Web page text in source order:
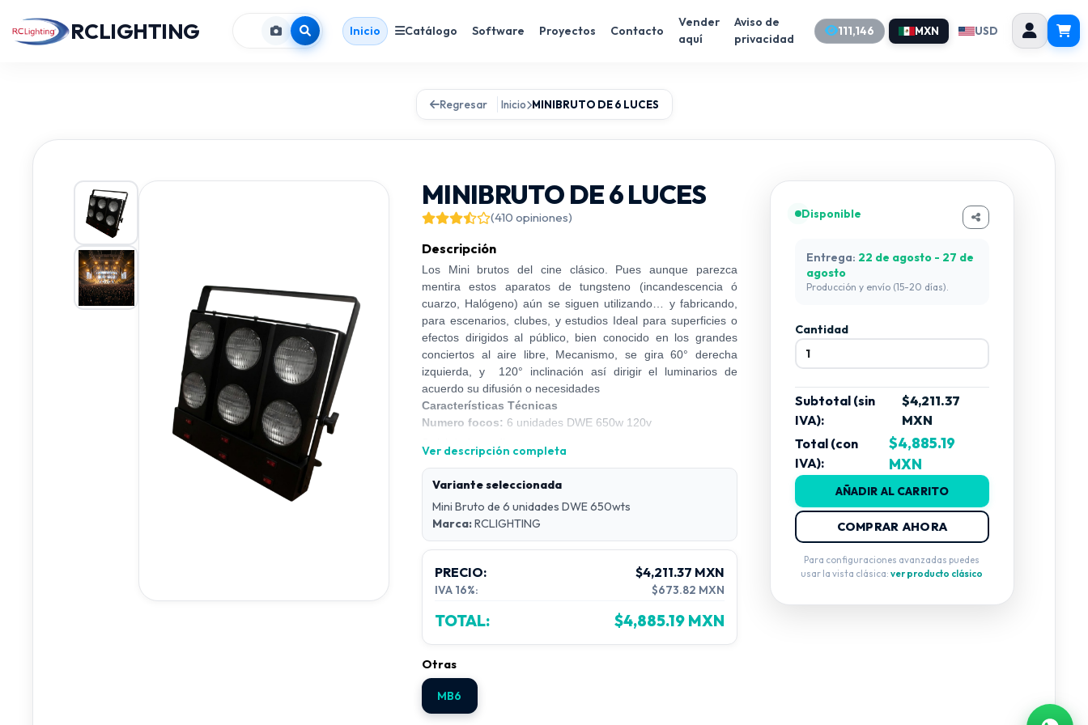
RCLIGHTING Inicio Catálogo Software Proyectos Contacto
Vender
aquí
Aviso de
privacidad
111,146 MXN USD
Regresar Inicio MINIBRUTO DE 6 LUCES
MINIBRUTO DE 6 LUCES
(410 opiniones)
Descripción
Los Mini brutos del cine clásico. Pues aunque parezca
mentira estos aparatos de tungsteno (incandescencia ó
cuarzo, Halógeno) aún se siguen utilizando… y fabricando,
para escenarios, clubes, y estudios Ideal para superficies o
efectos dirigidos al público, bien conocido en los grandes
conciertos al aire libre, Mecanismo, se gira 60° derecha
izquierda, y 120° inclinación así dirigir el luminarios de
acuerdo su difusión o necesidades
Características Técnicas
Numero focos: 6 unidades DWE 650w 120v
Alimentación:
Ver descripción completa
Variante seleccionada
Mini Bruto de 6 unidades DWE 650wts
Marca:RCLIGHTING
PRECIO: $4,211.37 MXN
IVA 16%: $673.82 MXN
TOTAL: $4,885.19 MXN
Otras
MB6
Disponible
Entrega: 22 de agosto - 27 de
agosto
Producción y envío (15-20 días).
Cantidad
Subtotal (sin
IVA):
$4,211.37
MXN
Total (con
IVA):
$4,885.19
MXN
AÑADIR AL CARRITO
COMPRAR AHORA
Para configuraciones avanzadas puedes
usar la vista clásica:ver producto clásico